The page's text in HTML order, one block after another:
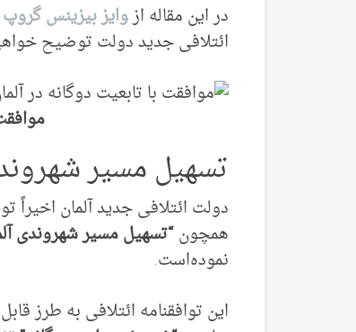
در این مقاله ازوایز بیزینس گروپ
ائتلافی جدید دولت توضیح
تسهیل مسیر
دولت ائتلافی جدید آلمان اخیراً
همچون“تسهیل مسیر شهروندی
نموده‌است.
این توافقنامه ائتلافی به طرز